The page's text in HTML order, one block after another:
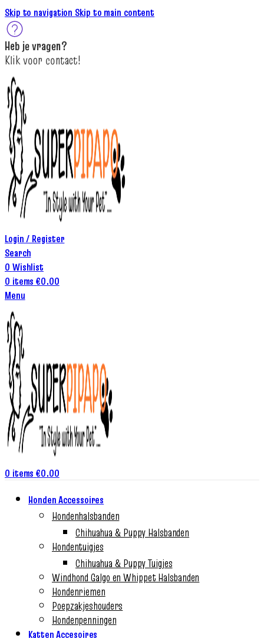
Skip to navigation Skip to main content
Heb jevragen?
Klikvoor contact!
Login / Register
Search
0 Wishlist
0 items €0.00
Menu
0 items €0.00
Honden Accessoires
Hondenhalsbanden
Chihuahua & Puppy Halsbanden
Hondentuigjes
Chihuahua & Puppy Tuigjes
Windhond Galgo en Whippet Halsbanden
Hondenriemen
Poepzakjeshouders
Hondenpenningen
Katten Accesoires